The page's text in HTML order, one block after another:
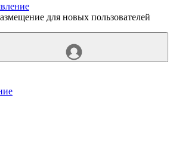
для новых пользователей